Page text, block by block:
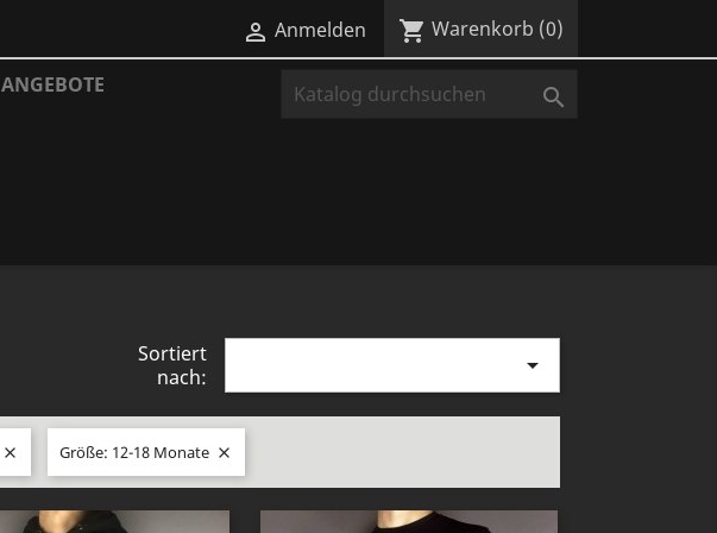
 Anmelden shopping_cart Warenkorb (0)
ANGEBOTE 
Sortiert
nach:

 Größe: 12-18 Monate 